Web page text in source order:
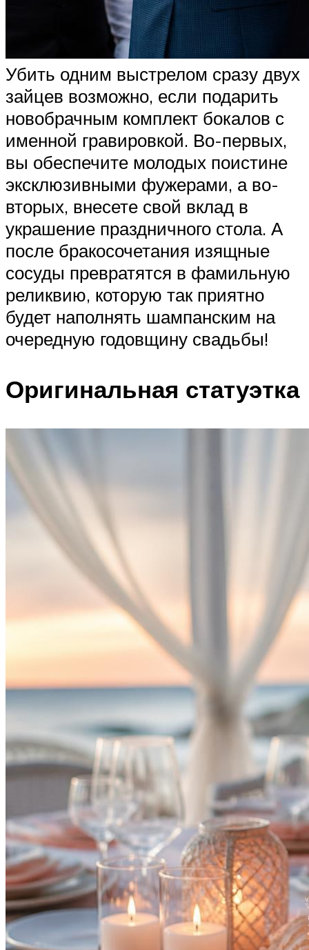
Убить одним выстрелом сразу двух
зайцев возможно, если подарить
новобрачным комплект бокалов с
именной гравировкой. Во-первых,
вы обеспечите молодых поистине
эксклюзивными фужерами, а во-
вторых, внесете свой вклад в
украшение праздничного стола. А
после бракосочетания изящные
сосуды превратятся в фамильную
реликвию, которую так приятно
будет наполнять шампанским на
очередную годовщину свадьбы!
Оригинальная статуэтка